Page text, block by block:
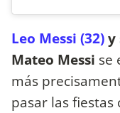
Leo Messi (32)y
Mateo Messi se
más
pasar las fiestas